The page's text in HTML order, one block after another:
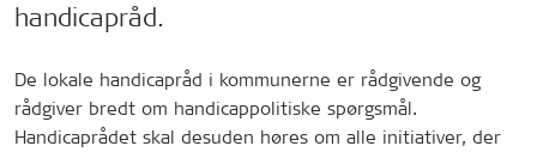
handicapråd.
De lokale handicapråd i kommunerne er rådgivende og
rådgiver bredt om handicappolitiske spørgsmål.
Handicaprådet skal desuden høres om alle initiativer, der